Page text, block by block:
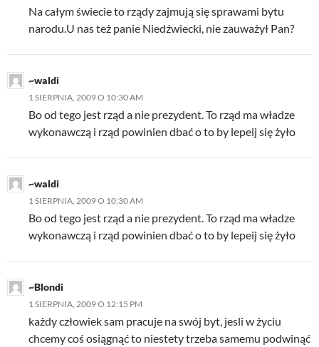
Na całym świecie to rządy zajmują się sprawami bytu
narodu.U nas też panie Niedźwiecki, nie zauważył Pan?
~waldi
1 SIERPNIA, 2009 O 10:30 AM
Bo od tego jest rząd a nie prezydent. To rząd ma władze
wykonawczą i rząd powinien dbać o to by lepeij się żyło
~waldi
1 SIERPNIA, 2009 O 10:30 AM
Bo od tego jest rząd a nie prezydent. To rząd ma władze
wykonawczą i rząd powinien dbać o to by lepeij się żyło
~Blondi
1 SIERPNIA, 2009 O 12:15 PM
każdy człowiek sam pracuje na swój byt, jesli w życiu
chcemy coś osiągnąć to niestety trzeba samemu podwinąć